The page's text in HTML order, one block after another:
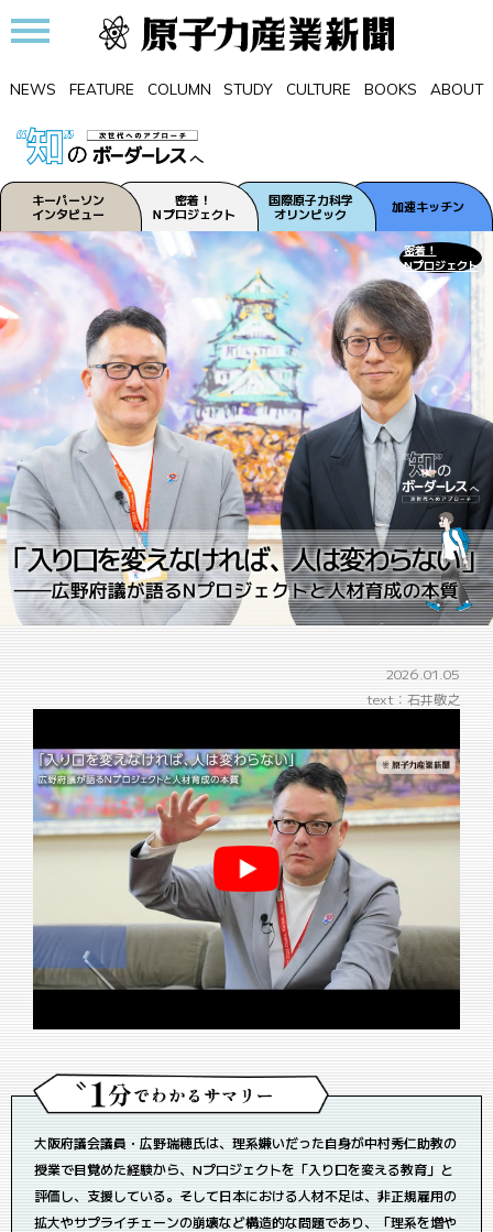
NEWS FEATURE COLUMN STUDY CULTURE BOOKS ABOUT
キーパーソン
インタビュー
密着！
Ｎプロジェクト
国際原子力科学
オリンピック
加速キッチン
密着！
Nプロジェクト
2026.01.05
text：石井敬之
大阪府議会議員・広野瑞穂氏は、理系嫌いだった自身が中村秀仁助教の
授業で目覚めた経験から、Nプロジェクトを「入り口を変える教育」と
評価し、支援している。そして日本における人材不足は、非正規雇用の
拡大やサプライチェーンの崩壊など構造的な問題であり、「理系を増や